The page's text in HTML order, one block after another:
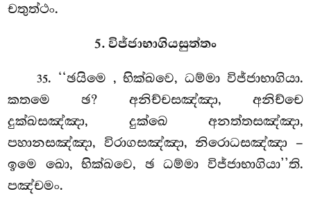
චතුත්ථං.
5. විජ්ජාභාගියසුත්තං
35. ‘‘ඡයිමෙ , භික්ඛවෙ, ධම්මා විජ්ජාභාගියා.
කතමෙ ඡ? අනිච්චසඤ්ඤා, අනිච්චෙ
දුක්ඛසඤ්ඤා, දුක්ඛෙ අනත්තසඤ්ඤා,
පහානසඤ්ඤා, විරාගසඤ්ඤා, නිරොධසඤ්ඤා –
ඉමෙ ඛො, භික්ඛවෙ, ඡ ධම්මා විජ්ජාභාගියා’’ති.
පඤ්චමං.